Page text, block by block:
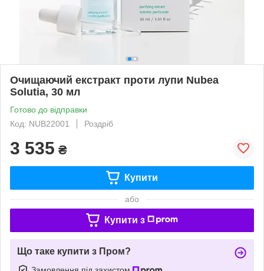
Очищаючий екстракт проти лупи Nubea
Solutia, 30 мл
Готово до відправки
Код: NUB22001
Роздріб
3 535 ₴
Купити
або
Купити з
Що таке купити з Пром?